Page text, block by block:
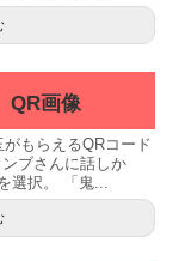
画像
もらえるQRコード
ブさんに話しか
選択。 「鬼...